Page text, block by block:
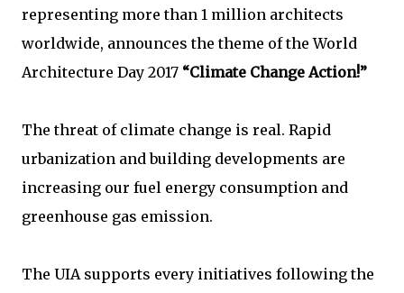
representing more than 1 million architects
worldwide, announces the theme of the World
Architecture Day 2017 “Climate Change Action!”
The threat of climate change is real. Rapid
urbanization and building developments are
increasing our fuel energy consumption and
greenhouse gas emission.
The UIA supports every initiatives following the